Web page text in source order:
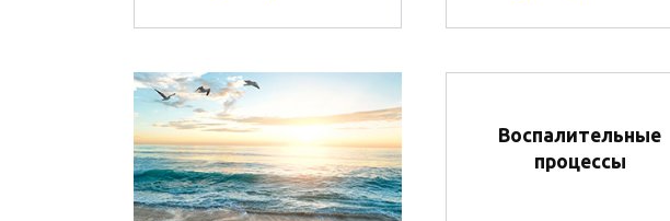
Воспалительные
процессы